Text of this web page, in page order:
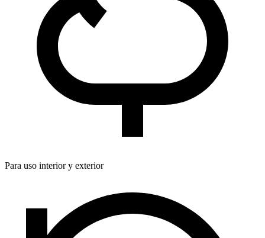
Para uso interior y exterior